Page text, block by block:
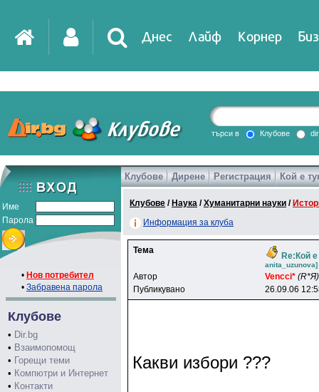
Днес Лайф Корнер
DirTV Impressio
Games
търси в Клубове
Име
Парола
• Нов потребител
• Забравена парола
Клубове
• Dir.bg
• Взаимопомощ
• Горещи теми
• Компютри и Интернет
• Контакти
Клубове Дирене Регистрация Кой е
Клубове / Наука /Хуманитарни науки /
Информация за клуба
Тема
Re:Кой
anita_uzunova]
Автор Vencci* (R*Я)
Публикувано
26.09.06
Какви избори ???